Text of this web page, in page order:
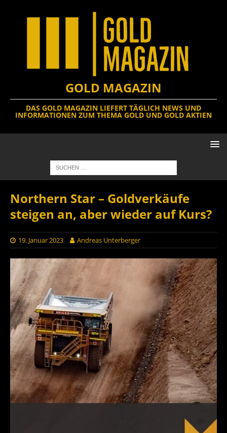
GOLD MAGAZIN
DAS GOLD MAGAZIN LIEFERT TÄGLICH NEWS UND
INFORMATIONEN ZUM THEMA GOLD UND GOLD AKTIEN
Northern Star – Goldverkäufe
steigen an, aber wieder auf Kurs?
19. Januar 2023 Andreas Unterberger